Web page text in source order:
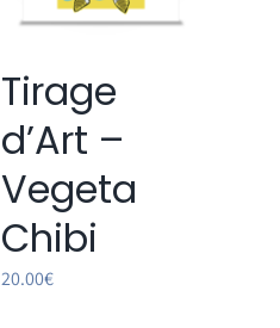
Tirage
d’Art –
Vegeta
Chibi
20.00€